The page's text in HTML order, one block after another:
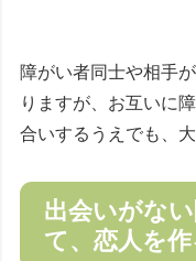
障がい者同士や相手
りますが、お互いに
合いするうえでも、
出会いがな
て、恋人を作